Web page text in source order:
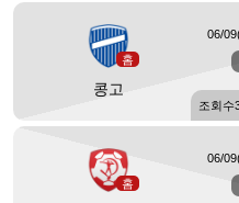
홈
콩고
06/
조회수
홈
06/